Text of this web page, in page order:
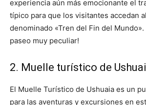
experiencia aún más emocionante el
típico para que los visitantes accedan
denominado «Tren del Fin del
paseo muy peculiar!
2. Muelle turístico de
El Muelle Turístico de Ushuaia es un
para las aventuras y excursiones en